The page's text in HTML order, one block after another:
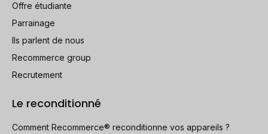
Offre étudiante
Parrainage
Ils parlent de nous
Recommerce group
Recrutement
Le reconditionné
Comment Recommerce® reconditionne vos appareils ?